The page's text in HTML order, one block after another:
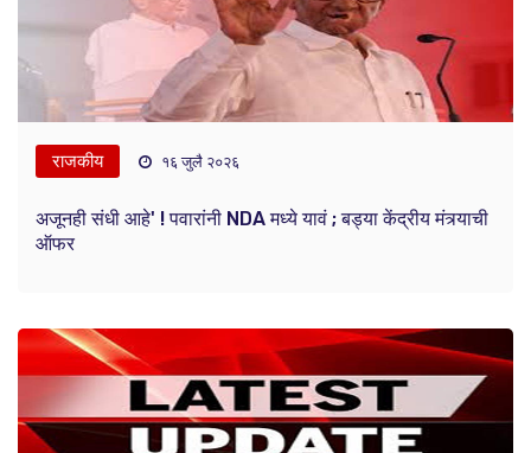
राजकीय १६ जुलै २०२६
अजूनही संधी आहे' ! पवारांनी NDA मध्ये यावं ; बड्या केंद्रीय मंत्र्याची
ऑफर